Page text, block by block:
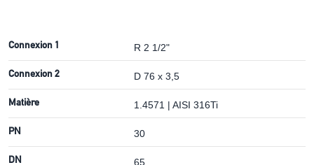
Connexion 1 R 2 1/2"
Connexion 2 D 76 x 3,5
Matière 1.4571 | AISI 316Ti
PN 30
DN 65